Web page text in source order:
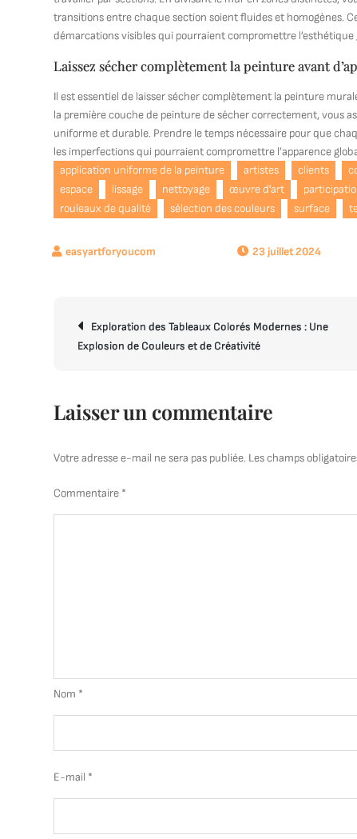
transitions entre chaque section soient fluides et homogènes.
démarcations visibles qui pourraient compromettre l’esthétique
Laissez sécher complètement la peinture avant
Il est essentiel de laisser sécher complètement la peinture
la première couche de peinture de sécher correctement, vous
uniforme et durable. Prendre le temps nécessaire pour que
les imperfections qui pourraient compromettre l’apparence
application uniforme de la peinture
artistes clients
espace
lissage nettoyage œuvre d'art
rouleaux de qualité
sélection des couleurs surface
23 juillet 2024
Navigation
de
Exploration des Tableaux Colorés Modernes : Une
Explosion de Couleurs et de Créativité
Laisser un commentaire
Votre adresse e-mail ne sera pas publiée. Les champs
Commentaire *
Nom *
E-mail *